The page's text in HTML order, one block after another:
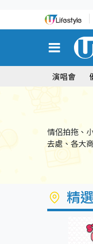
演唱會
情侶拍拖、
去處、各大
精